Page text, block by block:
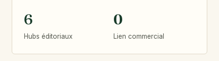
6
Hubs éditoriaux
0
Lien commercial